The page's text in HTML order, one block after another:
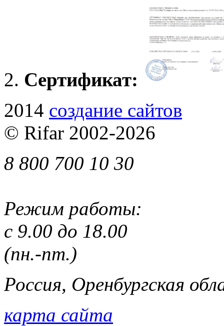
Сертификат:
2014 cоздание сайтов
© Rifar 2002-2026
8 800 700 10 30
Режим работы:
с 9.00 до 18.00
(пн.-пт.)
Россия, Оренбургская
карта сайта